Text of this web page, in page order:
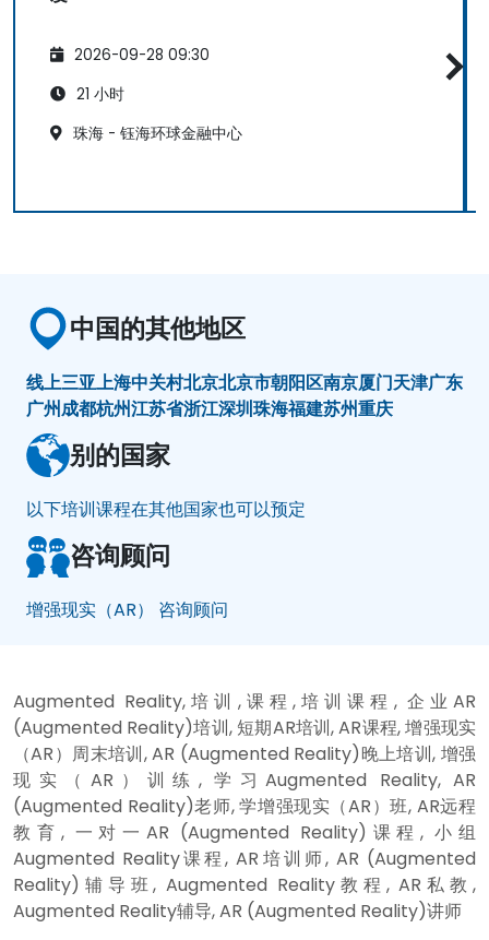
2026-09-28 09:30
21 小时
珠海 - 钰海环球金融中心
中国的其他地区
线上三亚上海中关村北京北京市朝阳区南京厦门天津广东
广州成都杭州江苏省浙江深圳珠海福建苏州重庆
别的国家
以下培训课程在其他国家也可以预定
咨询顾问
增强现实（AR） 咨询顾问
Augmented Reality,培训,课程,培训课程, 企业AR
(Augmented Reality)培训, 短期AR培训, AR课程, 增强现实
（AR）周末培训, AR (Augmented Reality)晚上培训, 增强
现实（AR）训练, 学习Augmented Reality, AR
(Augmented Reality)老师, 学增强现实（AR）班, AR远程
教育, 一对一AR (Augmented Reality)课程, 小组
Augmented Reality课程, AR培训师, AR (Augmented
Reality)辅导班, Augmented Reality教程, AR私教,
Augmented Reality辅导, AR (Augmented Reality)讲师